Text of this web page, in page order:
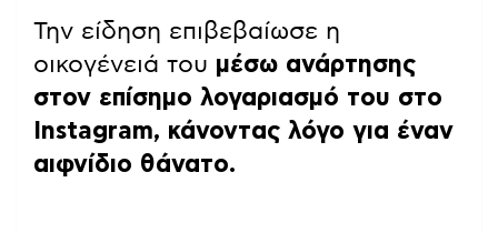
Την είδηση επιβεβαίωσε η
οικογένειά του μέσω ανάρτησης
στον επίσημο λογαριασμό του στο
Instagram, κάνοντας λόγο για έναν
αιφνίδιο θάνατο.